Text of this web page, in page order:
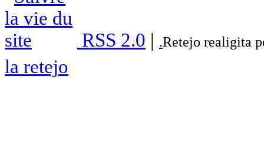
RSS 2.0 | .Retejo realigita
la retejo